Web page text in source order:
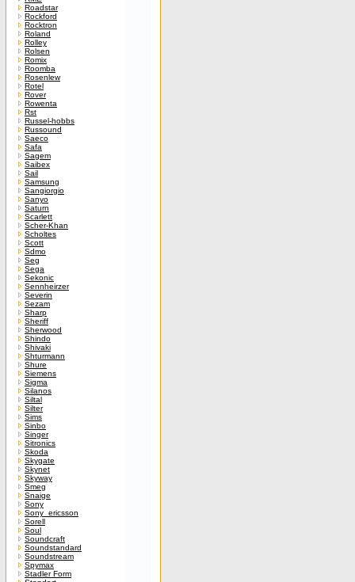
Roadstar
Rockford
Rocktron
Roland
Rolley
Rolsen
Romix
Roomba
Rosenlew
Rotel
Rover
Rowenta
Rst
Russel-hobbs
Russound
Saeco
Safa
Sagem
Saibex
Sail
Samsung
Sangiorgio
Sanyo
Saturn
Scarlett
Scher-Khan
Scholtes
Scott
Sdmo
Seg
Sega
Sekonic
Sennheirzer
Severin
Sezam
Sharp
Sheriff
Sherwood
Shindo
Shivaki
Shturmann
Shure
Siemens
Sigma
Silanos
Siltal
Silter
Sims
Sinbo
Singer
Sitronics
Skoda
Skygate
Skynet
Skyway
Smeg
Snaige
Sony
Sony_ericsson
Sorell
Soul
Soundcraft
Soundstandard
Soundstream
Spymax
Stadler Form